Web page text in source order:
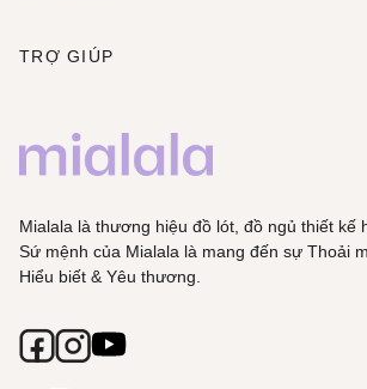
TRỢ GIÚP
Mialala là thương hiệu đồ lót, đồ ngủ thiết kế
Sứ mệnh của Mialala là mang đến sự Thoải
Hiểu biết & Yêu thương.